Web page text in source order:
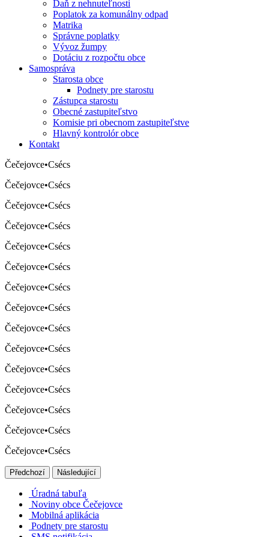
Daň z nehnuteľnosti
Poplatok za komunálny odpad
Matrika
Správne poplatky
Vývoz žumpy
Dotáciu z rozpočtu obce
Samospráva
Starosta obce
Podnety pre starostu
Zástupca starostu
Obecné zastupiteľstvo
Komisie pri obecnom zastupiteľstve
Hlavný kontrolór obce
Kontakt
Čečejovce•Csécs
Čečejovce•Csécs
Čečejovce•Csécs
Čečejovce•Csécs
Čečejovce•Csécs
Čečejovce•Csécs
Čečejovce•Csécs
Čečejovce•Csécs
Čečejovce•Csécs
Čečejovce•Csécs
Čečejovce•Csécs
Čečejovce•Csécs
Čečejovce•Csécs
Čečejovce•Csécs
Čečejovce•Csécs
Předchozí Následující
Úradná tabuľa
Noviny obce Čečejovce
Mobilná aplikácia
Podnety pre starostu